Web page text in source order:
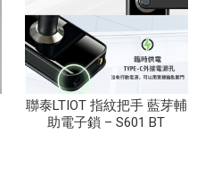
聯泰LTIOT 指紋把手 藍芽輔
助電子鎖 – S601 BT